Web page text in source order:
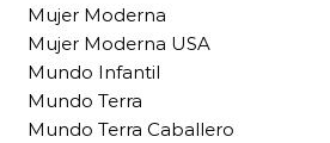
Mujer Moderna
Mujer Moderna USA
Mundo Infantil
Mundo Terra
Mundo Terra Caballero